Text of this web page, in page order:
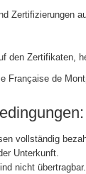
Zertifizierungen
den Zertifikaten,
Française de
vollständig
Unterkunft.
nicht übertragbar.